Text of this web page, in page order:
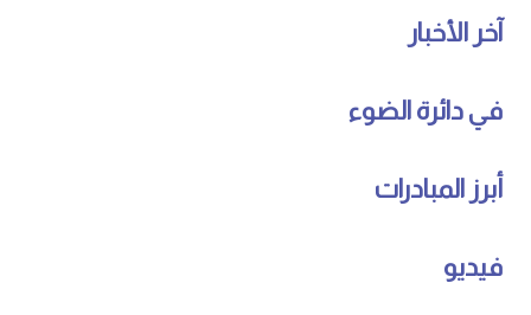
آخر الأخبار
في دائرة الضوء
أبرز المبادرات
فيديو